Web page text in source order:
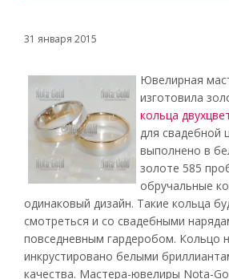
31 января 2015
Ювелирная
изготовила
кольца
для свадебной
выполнено в
золоте 585
обручальные
одинаковый дизайн. Такие кольца
смотреться и со свадебными
повседневным гардеробом. Кольцо
инкрустировано белыми
качества. Мастера-ювелиры Nota-